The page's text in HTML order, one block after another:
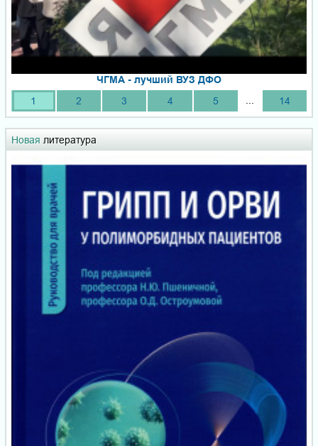
ЧГМА - лучший ВУЗ ДФО
1
2 3 4 5 14
Новая литература